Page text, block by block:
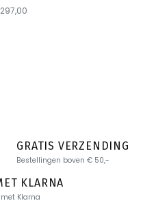
GRATIS VERZENDING
Bestellingen boven € 50,-
KLARNA
Klarna